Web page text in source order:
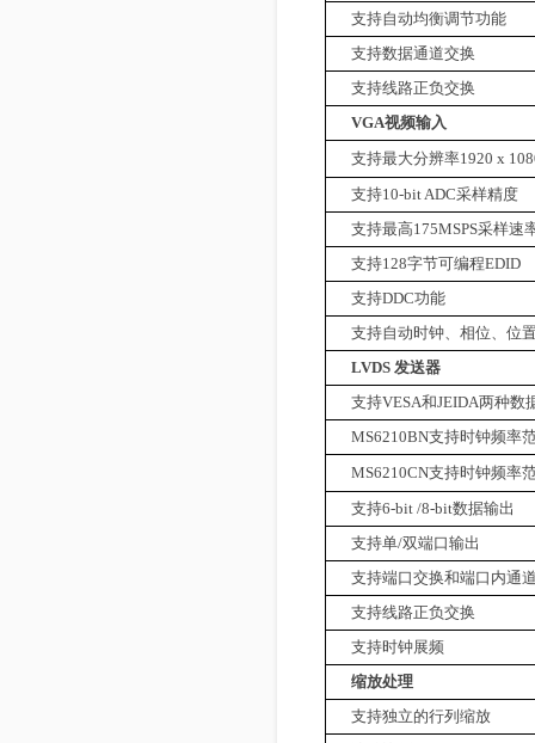
支持自动均衡调节功能
支持数据通道交换
支持线路正负交换
VGA视频输入
支持最大分辨率1920 x
支持10-bit ADC采样精度
支持最高175MSPS采样速
支持128字节可编程EDID
支持DDC功能
支持自动时钟、相位、位
LVDS发送器
支持VESA和JEIDA两种数
MS6210BN支持时钟频率
MS6210CN支持时钟频率
支持6-bit /8-bit数据输出
支持单/双端口输出
支持端口交换和端口内通
支持线路正负交换
支持时钟展频
缩放处理
支持独立的行列缩放